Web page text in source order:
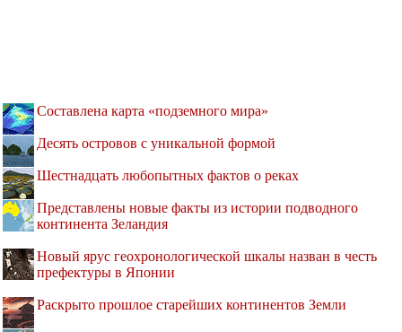
Составлена карта «подземного мира»
Десять островов c уникальной формой
Шестнадцать любопытных фактов о реках
Представлены новые факты из истории подводного
континента Зеландия
Новый ярус геохронологической шкалы назван в честь
префектуры в Японии
Раскрыто прошлое старейших континентов Земли